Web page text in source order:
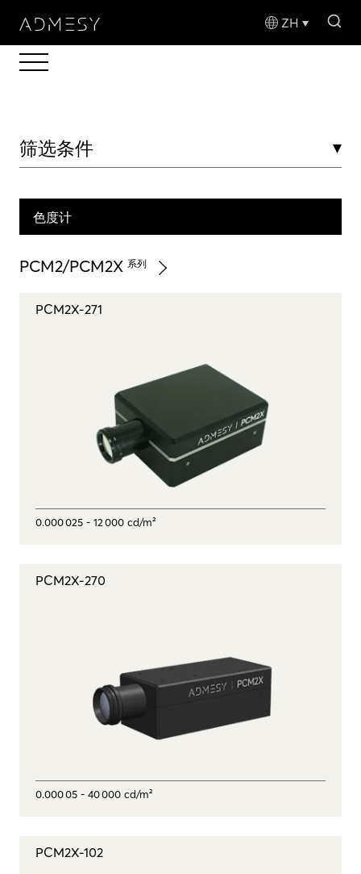
ZH
筛选条件
色度计
PCM2/PCM2X 系列
PCM2X-271
0.000 025 - 12 000 cd/m²
PCM2X-270
0.000 05 - 40 000 cd/m²
PCM2X-102